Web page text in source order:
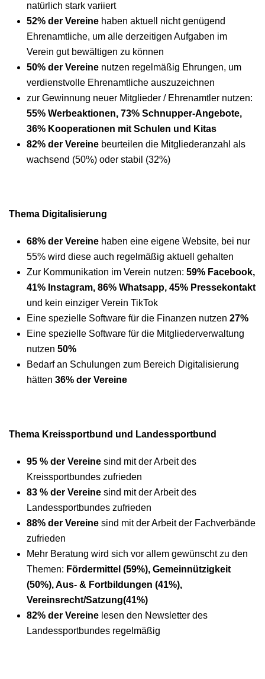
natürlich stark variiert
52% der Vereine haben aktuell nicht genügend
Ehrenamtliche, um alle derzeitigen Aufgaben im
Verein gut bewältigen zu können
50% der Vereine nutzen regelmäßig Ehrungen, um
verdienstvolle Ehrenamtliche auszuzeichnen
zur Gewinnung neuer Mitglieder / Ehrenamtler nutzen:
55% Werbeaktionen, 73% Schnupper-Angebote,
36% Kooperationen mit Schulen und Kitas
82% der Vereine beurteilen die Mitgliederanzahl als
wachsend (50%) oder stabil (32%)
Thema Digitalisierung
68% der Vereine haben eine eigene Website, bei nur
55% wird diese auch regelmäßig aktuell gehalten
Zur Kommunikation im Verein nutzen: 59% Facebook,
41% Instagram, 86% Whatsapp, 45% Pressekontakt
und kein einziger Verein TikTok
Eine spezielle Software für die Finanzen nutzen 27%
Eine spezielle Software für die Mitgliederverwaltung
nutzen 50%
Bedarf an Schulungen zum Bereich Digitalisierung
hätten 36% der Vereine
Thema Kreissportbund und Landessportbund
95 % der Vereine sind mit der Arbeit des
Kreissportbundes zufrieden
83 % der Vereine sind mit der Arbeit des
Landessportbundes zufrieden
88% der Vereine sind mit der Arbeit der Fachverbände
zufrieden
Mehr Beratung wird sich vor allem gewünscht zu den
Themen: Fördermittel (59%), Gemeinnützigkeit
(50%), Aus- & Fortbildungen (41%),
Vereinsrecht/Satzung(41%)
82% der Vereine lesen den Newsletter des
Landessportbundes regelmäßig